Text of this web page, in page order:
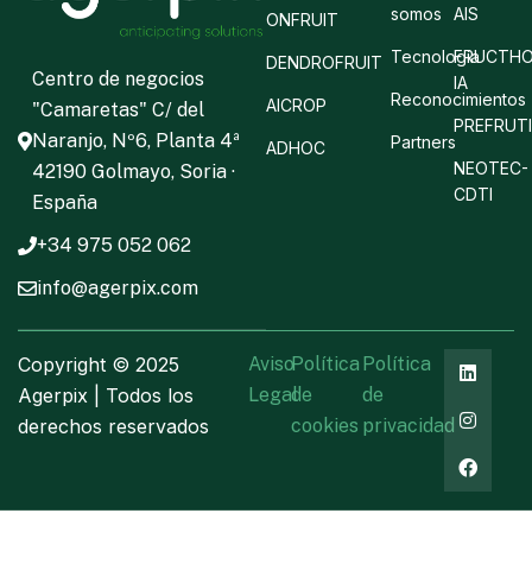
Centro de negocios
"Camaretas" C/ del
Naranjo, Nº6, Planta 4ª
42190 Golmayo, Soria ·
España
+34 975 052 062
info@agerpix.com
ONFRUIT
DENDROFRUIT
AICROP
ADHOC
somos
Tecnología
Reconocimientos
Partners
AIS
IA
NEOTEC-
CDTI
Copyright © 2025
Agerpix | Todos los
derechos reservados
Aviso
Legal
Política
de
cookies
Política
de
privacidad